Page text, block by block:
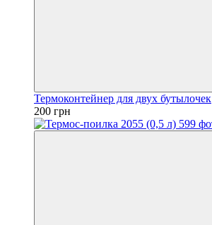
Термоконтейнер для двух бутылочек
200 грн